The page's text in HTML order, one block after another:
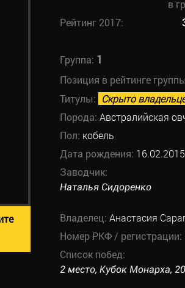
в
Рейтинг 2017:
Группа: 1
Позиция в рейтинге
Титулы: Скрыто
Порода: Австралийская
Пол: кобель
Дата рождения: 16.02.2015
Заводчик:
Наталья Сидоренко
Владелец: Анастасия
Номер РКФ / регистрации:
Список побед:
2 место, Кубок Монарха,